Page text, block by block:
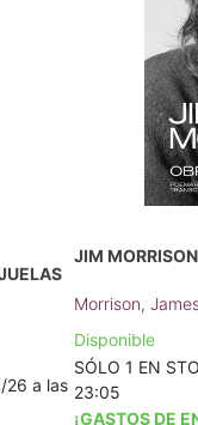
26 a las
JIM
Morrison,
Disponible
SÓLO 1 EN
23:05
¡GASTOS DE